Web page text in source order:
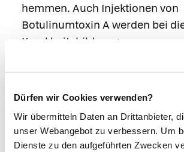
Dürfen wir Cookies verwenden?
Wir übermitteln Daten an Drittanbieter,
unser Webangebot zu verbessern. Um
Dienste zu den aufgeführten Zwecken
hemmen. Auch Injektionen von
Botulinumtoxin A werden bei
Krankheitsbild vorgenommen.
Pentosanpolysulfatoder
um die Schutzschicht der Blase
wiederherzustellen. Diese
teuer. Die Kosten werden von
Krankenkassen nicht